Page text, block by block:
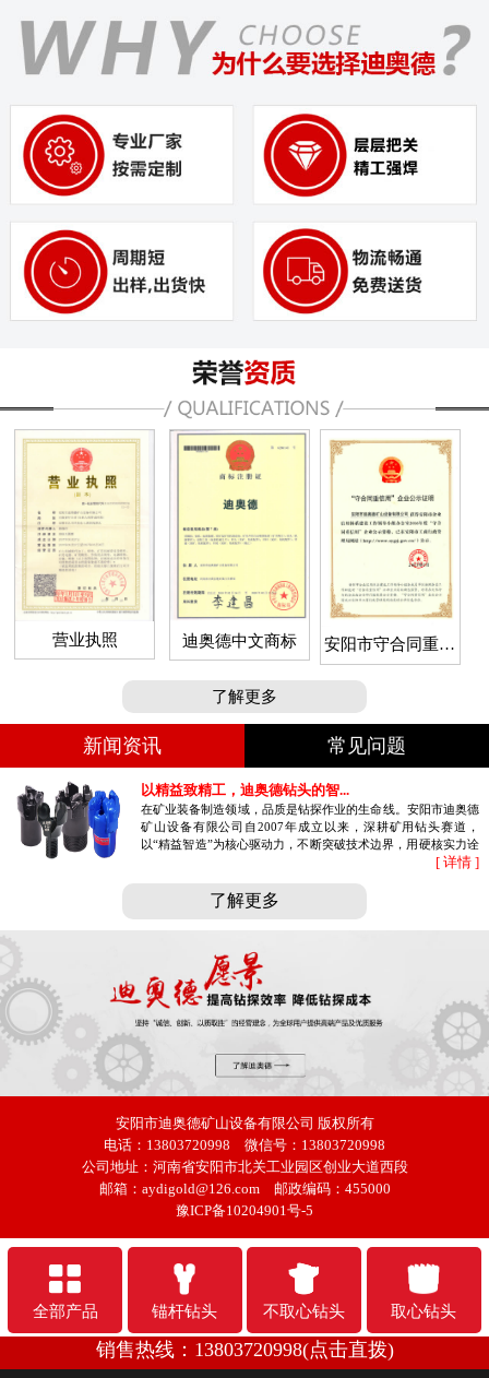
营业执照 迪奥德中文商标
安阳市守合同重信
用企业
了解更多
新闻资讯 常见问题
以精益致精工，迪奥德钻头的智...
在矿业装备制造领域，品质是钻探作业的生命线。安阳市迪奥德
矿山设备有限公司自2007年成立以来，深耕矿用钻头赛道，
以“精益智造”为核心驱动力，不断突破技术边界，用硬核实力诠
[ 详情 ]
了解更多
安阳市迪奥德矿山设备有限公司 版权所有
电话：13803720998 微信号：13803720998
公司地址：河南省安阳市北关工业园区创业大道西段
邮箱：aydigold@126.com 邮政编码：455000
豫ICP备10204901号-5
全部产品 锚杆钻头 不取心钻头 取心钻头
销售热线：13803720998(点击直拨)